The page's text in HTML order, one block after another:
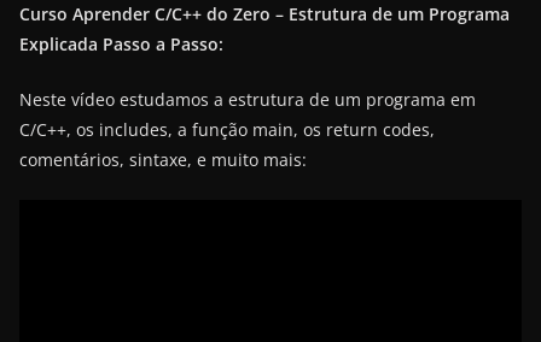
Curso Aprender C/C++ do Zero – Estrutura de um Programa
Explicada Passo a Passo:
Neste vídeo estudamos a estrutura de um programa em
C/C++, os includes, a função main, os return codes,
comentários, sintaxe, e muito mais: